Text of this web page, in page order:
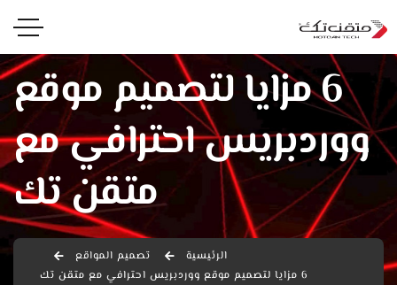
6 مزايا لتصميم موقع
ووردبريس احترافي مع
متقن تك
الرئيسية
تصميم المواقع
6 مزايا لتصميم موقع ووردبريس احترافي مع متقن تك